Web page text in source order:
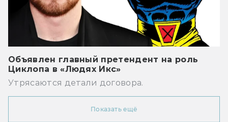
Объявлен главный претендент на роль
Циклопа в «Людях Икс»
Утрясаются детали договора.
Показать ещё